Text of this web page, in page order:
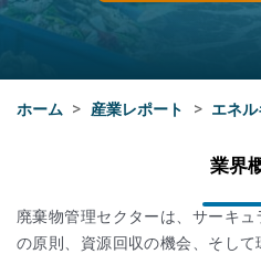
ホーム > 産業レポート > エネ
業界
廃棄物管理セクターは、サーキュ
の原則、資源回収の機会、そし